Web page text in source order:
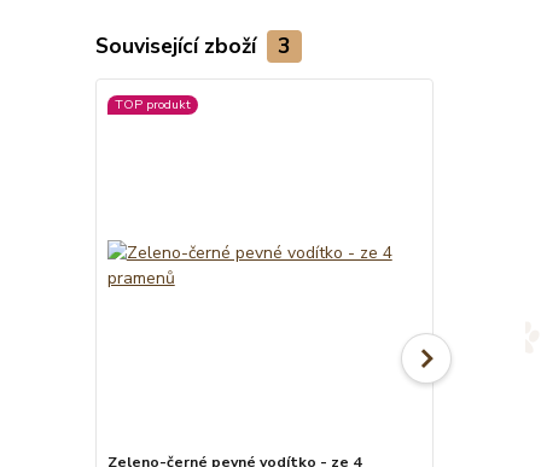
Související zboží 3
TOP produkt
Zeleno-černé pevné vodítko - ze 4